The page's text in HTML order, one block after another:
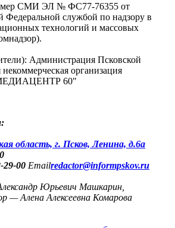
СМИ ЭЛ № ФС77-76355 от
Федеральной службой по надзору в
технологий и массовых
Администрация Псковской
организация
60"
область, г. Псков, Ленина, д.6а
29-00 Emailredactor@informpskov.ru
Юрьевич Машкарин,
— Алена Алексеевна Комарова